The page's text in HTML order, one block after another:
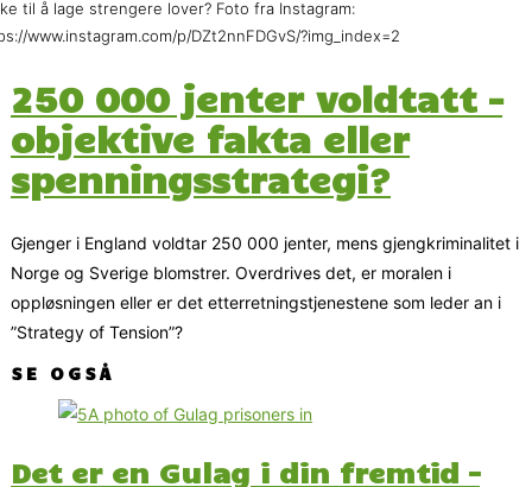
til å lage strengere lover? Foto fra Instagram:
www.instagram.com/p/DZt2nnFDGvS/?img_index=2
250 000 jenter voldtatt –
objektive fakta eller
spenningsstrategi?
Gjenger i England voldtar 250 000 jenter, mens gjengkriminalitet i
Norge og Sverige blomstrer. Overdrives det, er moralen i
oppløsningen eller er det etterretningstjenestene som leder an i
”Strategy of Tension”?
SE OGSÅ
Det er en Gulag i din fremtid –